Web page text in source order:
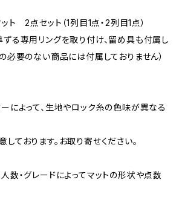
ト 2点セット（1列目1点・2列目1点）
ずる専用リングを取り付け、留め具も付属し
必要のない商品には付属しておりません）
ーによって、生地やロック糸の色味が異なる
ております。お取り寄せください。
数・グレードによってマットの形状や点数